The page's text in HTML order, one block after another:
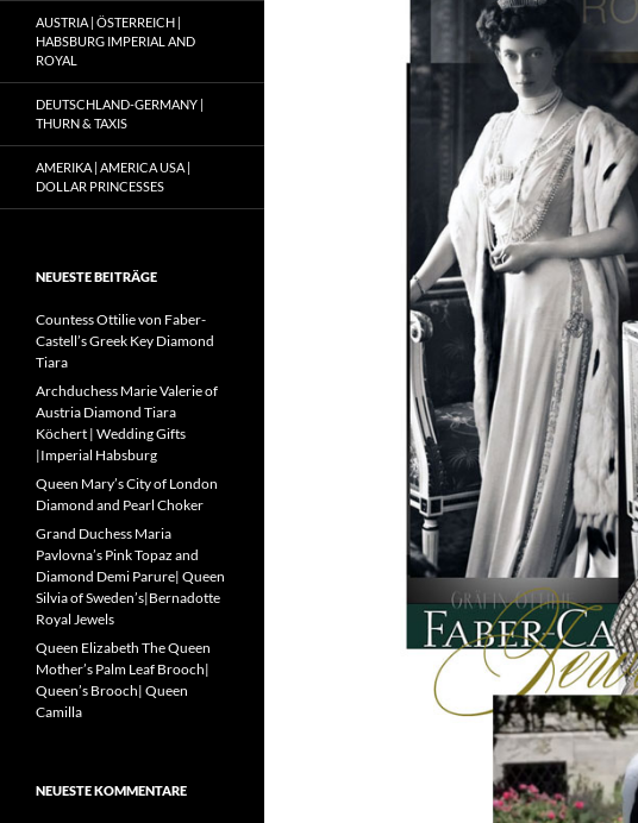
AUSTRIA | ÖSTERREICH |
HABSBURG IMPERIAL AND
ROYAL
DEUTSCHLAND-GERMANY |
THURN & TAXIS
AMERIKA | AMERICA USA |
DOLLAR PRINCESSES
NEUESTE BEITRÄGE
Countess Ottilie von Faber-
Castell’s Greek Key Diamond
Tiara
Archduchess Marie Valerie of
Austria Diamond Tiara
Köchert | Wedding Gifts
|Imperial Habsburg
Queen Mary’s City of London
Diamond and Pearl Choker
Grand Duchess Maria
Pavlovna’s Pink Topaz and
Diamond Demi Parure| Queen
Silvia of Sweden’s|Bernadotte
Royal Jewels
Queen Elizabeth The Queen
Mother’s Palm Leaf Brooch|
Queen’s Brooch| Queen
Camilla
NEUESTE KOMMENTARE